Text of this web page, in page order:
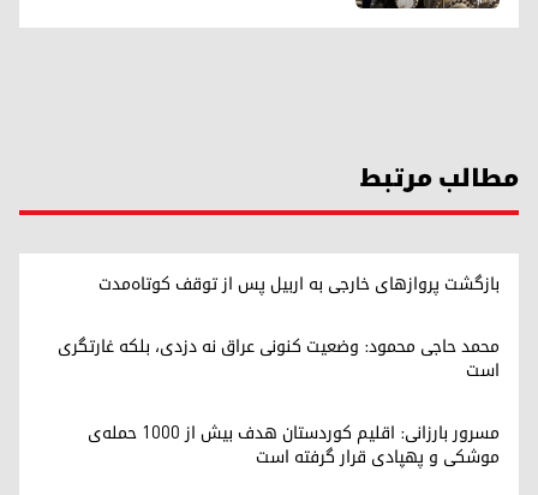
مطالب مرتبط
بازگشت پروازهای خارجی به اربیل پس از توقف کوتاه‌مدت
محمد حاجی محمود: وضعیت کنونی عراق نه دزدی، بلکه غارتگری
است
مسرور بارزانی: اقلیم کوردستان هدف بیش از ۱۰۰۰ حمله‌ی
موشکی و پهپادی قرار گرفته است